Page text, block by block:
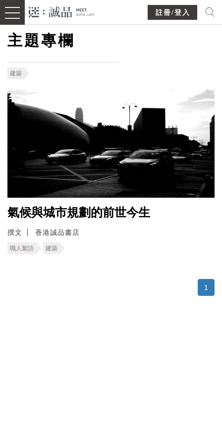
註冊/登入
主題專欄
建築
氣候與城市規劃的前世今生
撰文 香港誠品書店
職人絮語 建築
1